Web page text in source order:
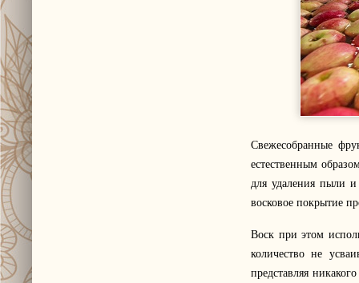
Свежесобранные
естественным
для удаления пыли
восковое покрытие
Воск при этом
количество не
представляя